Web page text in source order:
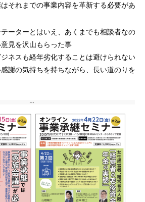
それまでの事業内容を革新する必要があ
ーターとはいえ、あくまでも相談者なので
見を沢山もらった事
ネスも経年劣化することは避けられない
謝の気持ちを持ちながら、長い道のりを